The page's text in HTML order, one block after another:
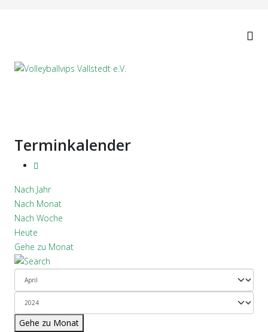
Terminkalender
Nach Jahr
Nach Monat
Nach Woche
Heute
Gehe zu Monat
Gehe zu Monat